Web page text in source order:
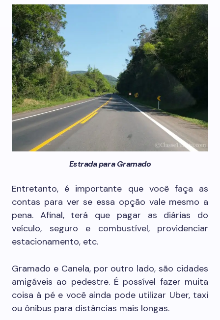
Estrada para Gramado
Entretanto, é importante que você faça as
contas para ver se essa opção vale mesmo a
pena. Afinal, terá que pagar as diárias do
veículo, seguro e combustível, providenciar
estacionamento, etc.
Gramado e Canela, por outro lado, são cidades
amigáveis ao pedestre. É possível fazer muita
coisa à pé e você ainda pode utilizar Uber, taxi
ou ônibus para distâncias mais longas.